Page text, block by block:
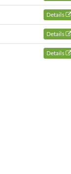
Details
Details
Details